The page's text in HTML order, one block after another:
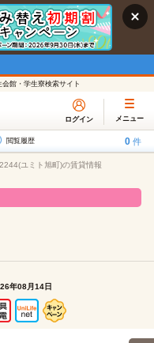
館・学生寮検索サイト
ログイン メニュー
閲覧履歴 0 件
ユミト旭町)の賃貸情報
年08月14日